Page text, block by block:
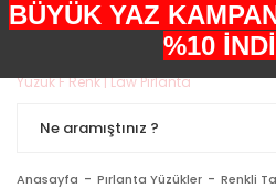
+90552 303 05 29
Anasayfa Pırlanta Yüzükler Renkli
BÜYÜK YAZ
%10